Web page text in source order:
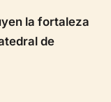
la fortaleza
de